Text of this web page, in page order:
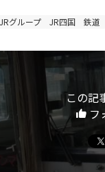
JRグループ JR四国 鉄道
この記
フ